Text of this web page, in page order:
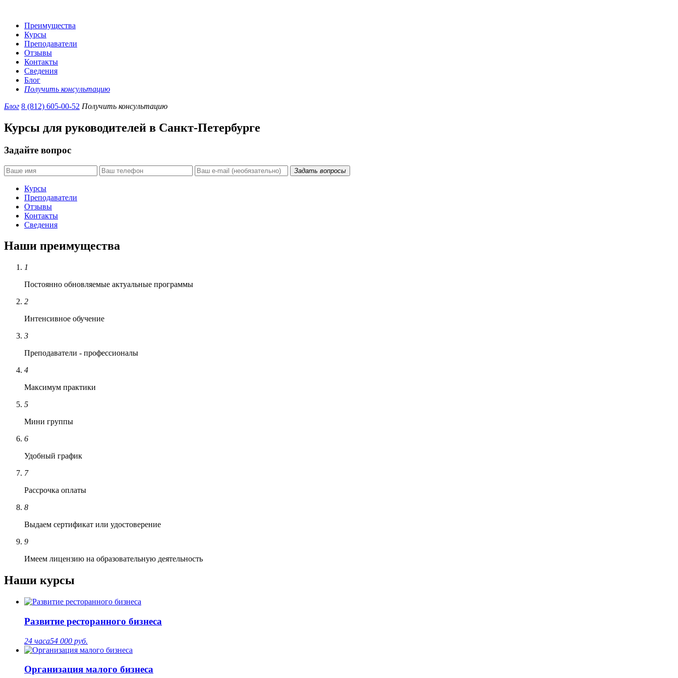
Преимущества
Курсы
Преподаватели
Отзывы
Контакты
Сведения
Блог
Получить консультацию
Блог 8 (812) 605-00-52 Получить консультацию
Курсы для руководителей в Санкт-Петербурге
Задайте вопрос
Задать вопросы
Курсы
Преподаватели
Отзывы
Контакты
Сведения
Наши преимущества
1
Постоянно обновляемые актуальные программы
2
Интенсивное обучение
3
Преподаватели - профессионалы
4
Максимум практики
5
Мини группы
6
Удобный график
7
Рассрочка оплаты
8
Выдаем сертификат или удостоверение
9
Имеем лицензию на образовательную деятельность
Наши курсы
Развитие ресторанного бизнеса
24 часа54 000 руб.
Организация малого бизнеса